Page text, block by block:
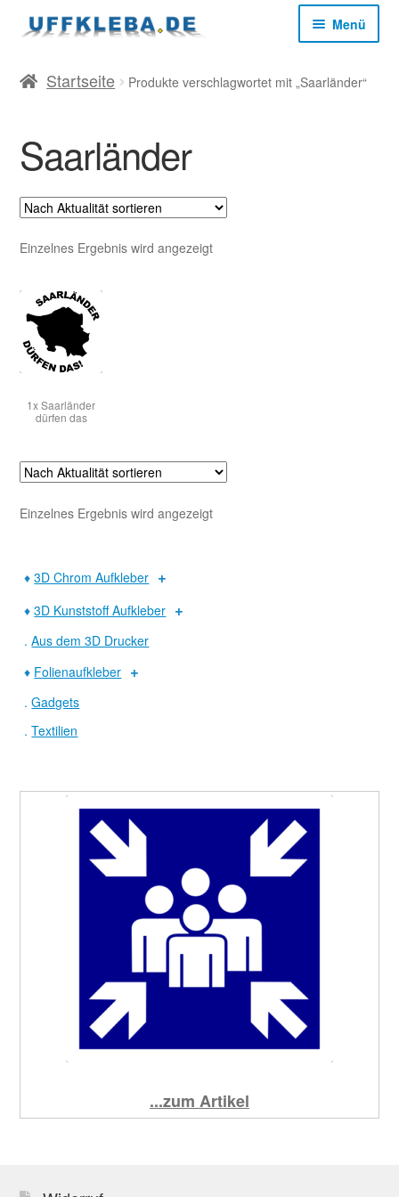
Zur
Navigation
Zum
Inhalt
Menü
Start
Kasse
Mein Konto
Versandkosten
Widerruf
Startseite Produkte verschlagwortet mit „Saarländer“
Saarländer
Einzelnes Ergebnis wird angezeigt
1x Saarländer
dürfen das
Einzelnes Ergebnis wird angezeigt
♦3D Chrom Aufkleber
♦3D Kunststoff Aufkleber
.Aus dem 3D Drucker
♦ Folienaufkleber
.Gadgets
.Textilien
...zum Artikel